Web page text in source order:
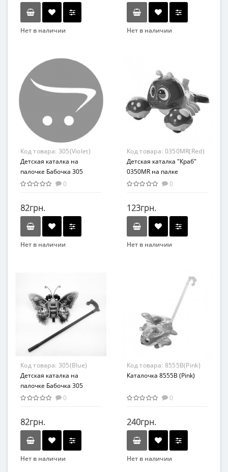
Нет в наличии
Развивающая игрушка
Возраст
Возрастная группа
От 2 лет
Материал
Комбинированный
Нет в наличии
Возраст
От 3-х лет
Возрастная группа
Пластик
Код товара: 305(Violet)
Детская каталка на
палочке Бабочка 305
машет крыльями
0
82грн.
Нет в наличии
Каталка
Возраст
От 3-х лет
Возрастная группа
От 1 года
Пластик
Код товара: 0350MR(Red)
Детская каталка "Краб"
0350MR на палке
(Красный)
0
123грн.
Нет в наличии
Развивающая игрушка
От 2-х лет
Возрастная группа
От 2 лет
Комбинированный
Код товара: 305(Blue)
Детская каталка на
палочке Бабочка 305
машет крыльями (Синий)
0
82грн.
Нет в наличии
Код товара: 8555B(Pink)
Каталочка 8555B (Pink)
0
240грн.
Нет в наличии